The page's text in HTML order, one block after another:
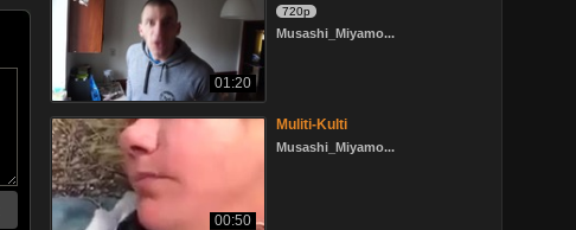
01:20
720p
Musashi_Miyamo...
00:50
Muliti-Kulti
Musashi_Miyamo...